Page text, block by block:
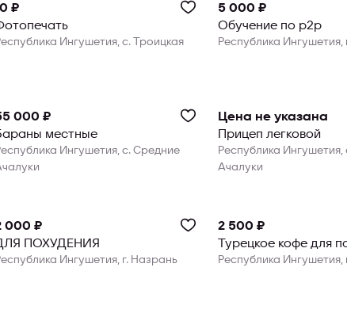
₽
Ингушетия, с. Троицкая
5 000 ₽
Обучение по p2p
Республика Ингушетия,
000 ₽
местные
Ингушетия, с. Средние
Цена не указана
Прицеп легковой
Республика
Ачалуки
000 ₽
ПОХУДЕНИЯ
Ингушетия, г. Назрань
2 500 ₽
Турецкое кофе для
Республика Ингушетия,